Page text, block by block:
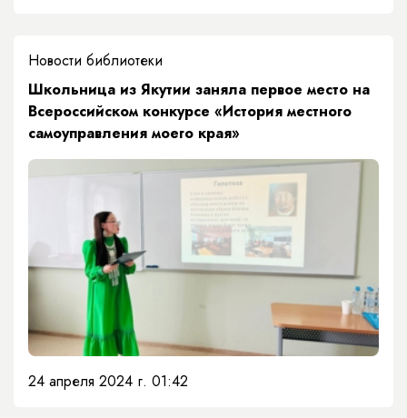
Новости библиотеки
​Школьница из Якутии заняла первое место на
Всероссийском конкурсе «История местного
самоуправления моего края»
24 апреля 2024 г. 01:42